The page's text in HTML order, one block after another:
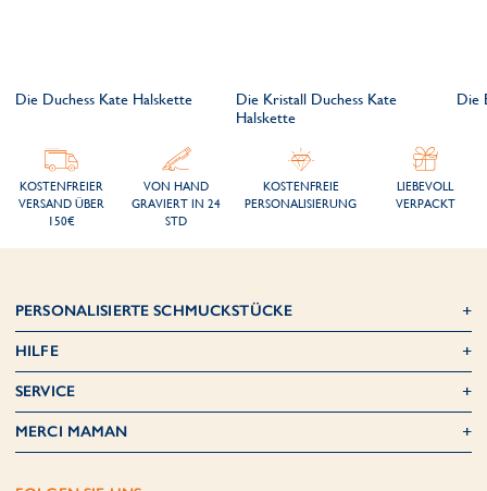
Die Duchess Kate Halskette
Die Kristall Duchess Kate
Halskette
Die
KOSTENFREIER
VERSAND ÜBER
150€
VON HAND
GRAVIERT IN 24
STD
KOSTENFREIE
PERSONALISIERUNG
LIEBEVOLL
VERPACKT
PERSONALISIERTE SCHMUCKSTÜCKE
HILFE
SERVICE
MERCI MAMAN